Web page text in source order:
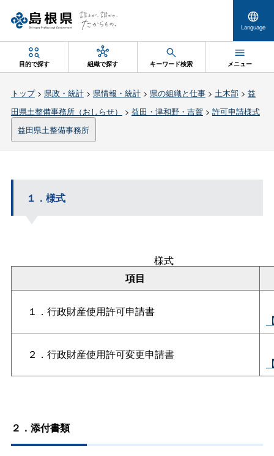
Language
目的で探す 組織で探す キーワード検索 メニュー
トップ> 県政・統計> 県情報・統計> 県の組織と仕事> 土木部> 益
田県土整備事務所（おしらせ）
> 益田・津和野・吉賀 > 許可申請様式
益田県土整備事務所
１．様式
様式
項目
１．行政財産使用許可申請書
２．行政財産使用許可変更申請書
２．添付書類